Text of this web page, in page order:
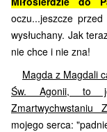
oczu...jeszcze
wysłuchany. Jak
nie chce i nie zna!
Magda z Magdali
Św. Agonii, to
Zmartwychwstaniu
mojego serca: